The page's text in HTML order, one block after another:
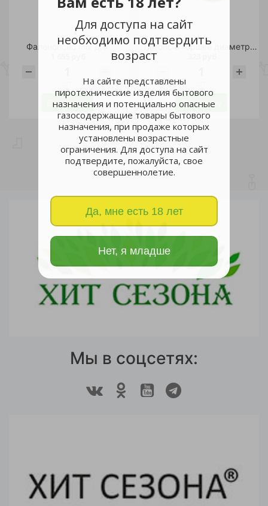
Для доступа на сайт
необходимо подтвердить
возраст
На сайте представлены
пиротехнические изделия бытового
назначения и потенциально опасные
газосодержащие товары бытового
назначения, при продаже которых
установлены возрастные
ограничения. Для доступа на сайт
подтвердите, пожалуйста, свое
совершеннолетие.
Да, мне есть 18 лет
Нет, я младше
Фаленопсис mix д.9
В корзину
Литопс в горшке диаметром 5,5 см /1шт
В корзину
Мы в соцсетях: